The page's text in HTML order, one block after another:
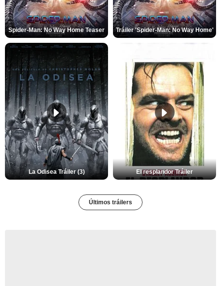
Spider-Man: No Way Home Teaser Tráiler 'Spider-Man: No Way Home'
La Odisea Tráiler (3) El resplandor Tráiler
Últimos tráilers